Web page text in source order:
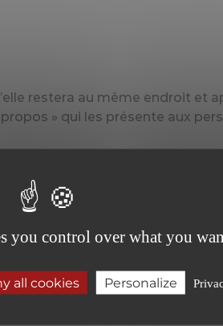
restera au même endroit
» qui les présente aux
J’habite à Bordeaux, j’ai un
au coucher du soleil).
au public des machins-trucs
et fabrique toutes
you control over what you
all cookies Personalize